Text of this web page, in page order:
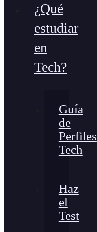
¿Qué
estudiar
en
Tech?
Guía
de
Perfiles
Tech
Haz
el
Test